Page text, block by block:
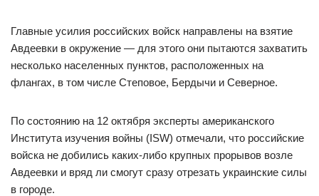
Главные усилия российских войск направлены на взятие
Авдеевки в окружение — для этого они пытаются захватить
несколько населенных пунктов, расположенных на
флангах, в том числе Степовое, Бердычи и Северное.
По состоянию на 12 октября эксперты американского
Института изучения войны (ISW) отмечали, что российские
войска не добились каких-либо крупных прорывов возле
Авдеевки и вряд ли смогут сразу отрезать украинские силы
в городе.